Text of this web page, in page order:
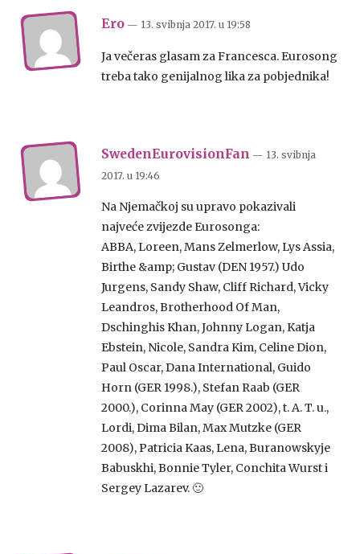
Ero — 13. svibnja 2017. u 19:58
Ja večeras glasam za Francesca. Eurosong
treba tako genijalnog lika za pobjednika!
SwedenEurovisionFan — 13. svibnja
2017. u 19:46
Na Njemačkoj su upravo pokazivali
najveće zvijezde Eurosonga:
ABBA, Loreen, Mans Zelmerlow, Lys Assia,
Birthe &amp; Gustav (DEN 1957.) Udo
Jurgens, Sandy Shaw, Cliff Richard, Vicky
Leandros, Brotherhood Of Man,
Dschinghis Khan, Johnny Logan, Katja
Ebstein, Nicole, Sandra Kim, Celine Dion,
Paul Oscar, Dana International, Guido
Horn (GER 1998.), Stefan Raab (GER
2000.), Corinna May (GER 2002), t. A. T. u.,
Lordi, Dima Bilan, Max Mutzke (GER
2008), Patricia Kaas, Lena, Buranowskyje
Babuskhi, Bonnie Tyler, Conchita Wurst i
Sergey Lazarev. 🙂